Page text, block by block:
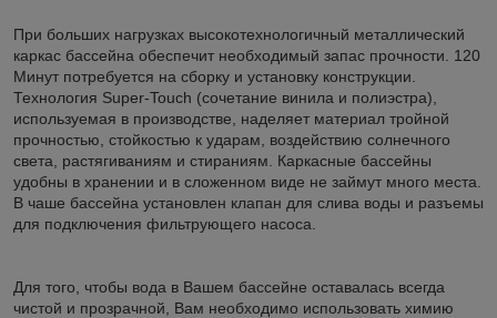
При больших нагрузках высокотехнологичный металлический
каркас бассейна обеспечит необходимый запас прочности. 120
Минут потребуется на сборку и установку конструкции.
Технология Super-Touch (сочетание винила и полиэстра),
используемая в производстве, наделяет материал тройной
прочностью, стойкостью к ударам, воздействию солнечного
света, растягиваниям и стираниям. Каркасные бассейны
удобны в хранении и в сложенном виде не займут много места.
В чаше бассейна установлен клапан для слива воды и разъемы
для подключения фильтрующего насоса.
Для того, чтобы вода в Вашем бассейне оставалась всегда
чистой и прозрачной, Вам необходимо использовать химию